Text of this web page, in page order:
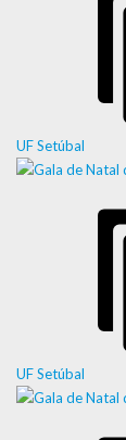
UF Setúbal
UF Setúbal